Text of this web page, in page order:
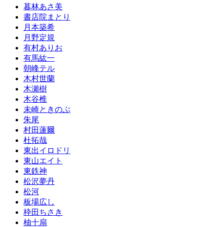
暮林あさ美
書店院まとり
月本築希
月野定規
有村ありお
有馬紘一
朝峰テル
木村世蘭
木瀬樹
木谷椎
未崎ときのぶ
朱尾
村田蓮爾
杜拓哉
東出イロドリ
東山エイト
東鉄神
松沢夢丹
松河
板場広し
枠田ちさき
柚十扇